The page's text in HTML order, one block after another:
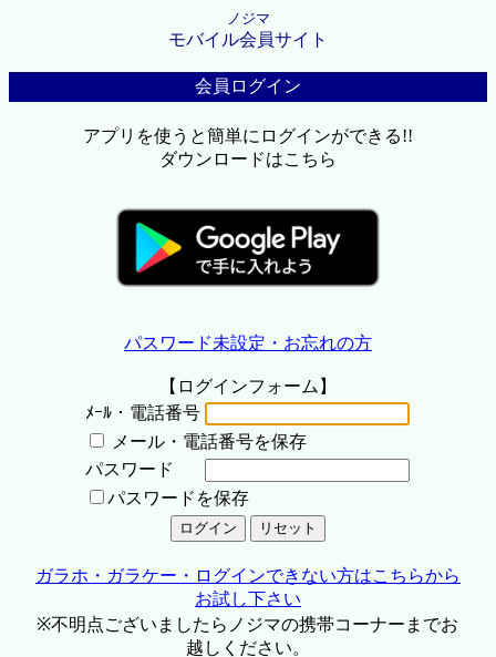
ノジマ
モバイル会員サイト
会員ログイン
アプリを使うと簡単にログインができる!!
ダウンロードはこちら
パスワード未設定・お忘れの方
【ログインフォーム】
ﾒｰﾙ・電話番号
メール・電話番号を保存
パスワード
パスワードを保存
ガラホ・ガラケー・ログインできない方はこちらから
お試し下さい
※不明点ございましたらノジマの携帯コーナーまでお
越しください。